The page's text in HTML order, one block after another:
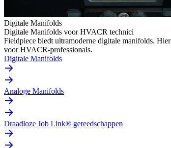
Digitale Manifolds
Digitale Manifolds voor HVACR technici
Fieldpiece biedt ultramoderne digitale manifolds.
voor HVACR-professionals.
Digitale Manifolds
Analoge Manifolds
Draadloze Job Link® gereedschappen